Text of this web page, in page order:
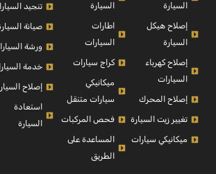
السيارة
إصلاح هيكل
السيارة
إصلاح كهرباء
السيارات
إصلاح المحرك
تغيير زيت السيارة
ميكانيكي سيارات
السيارة
اطارات
السيارات
كراج سيارات
ميكانيكي
سيارات متنقل
فحص المركبات
المساعدة على
الطريق
تنجيد
صيانة
ورشة
خدمة
إصلاح
استعادة
السيارة